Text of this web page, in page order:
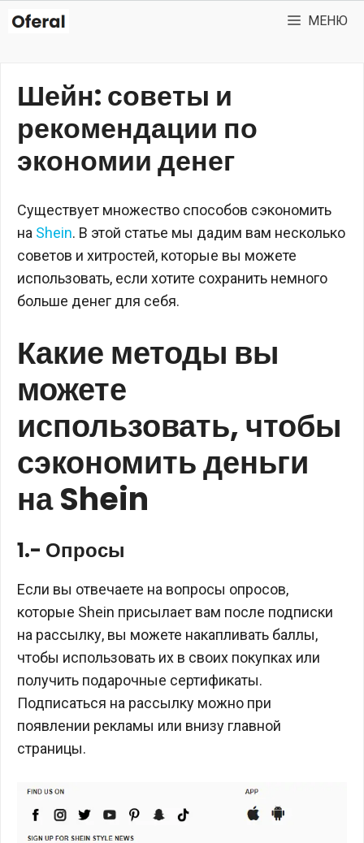
Перейти
МЕНЮ
Шейн: советы и
рекомендации по
экономии денег
Существует множество способов сэкономить
на Shein. В этой статье мы дадим вам несколько
советов и хитростей, которые вы можете
использовать, если хотите сохранить немного
больше денег для себя.
Какие методы вы
можете
использовать, чтобы
сэкономить деньги
на Shein
1.- Опросы
Если вы отвечаете на вопросы опросов,
которые Shein присылает вам после подписки
на рассылку, вы можете накапливать баллы,
чтобы использовать их в своих покупках или
получить подарочные сертификаты.
Подписаться на рассылку можно при
появлении рекламы или внизу главной
страницы.